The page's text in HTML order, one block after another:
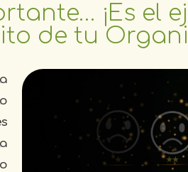
¡Es el
de tu